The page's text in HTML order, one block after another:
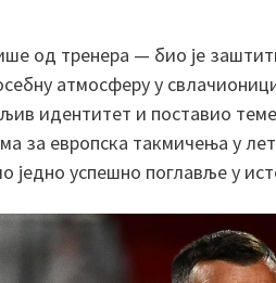
од тренера — био је
атмосферу у
идентитет и поставио
за европска такмичења у
једно успешно поглавље у